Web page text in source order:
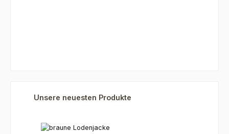
Produktgalerie überspringen
Unsere neuesten Produkte